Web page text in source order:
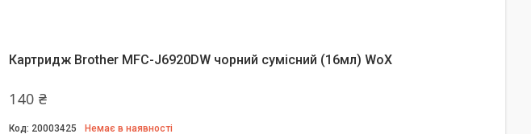
Картридж Brother MFC-J6920DW чорний сумісний (16мл) WoX
140 ₴
20003425 Немає в наявності